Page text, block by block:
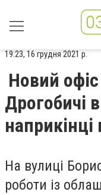
19:23, 16 грудня 2021 р.
Новий
Дрогобичі
наприкінці
На вулиці
роботи із